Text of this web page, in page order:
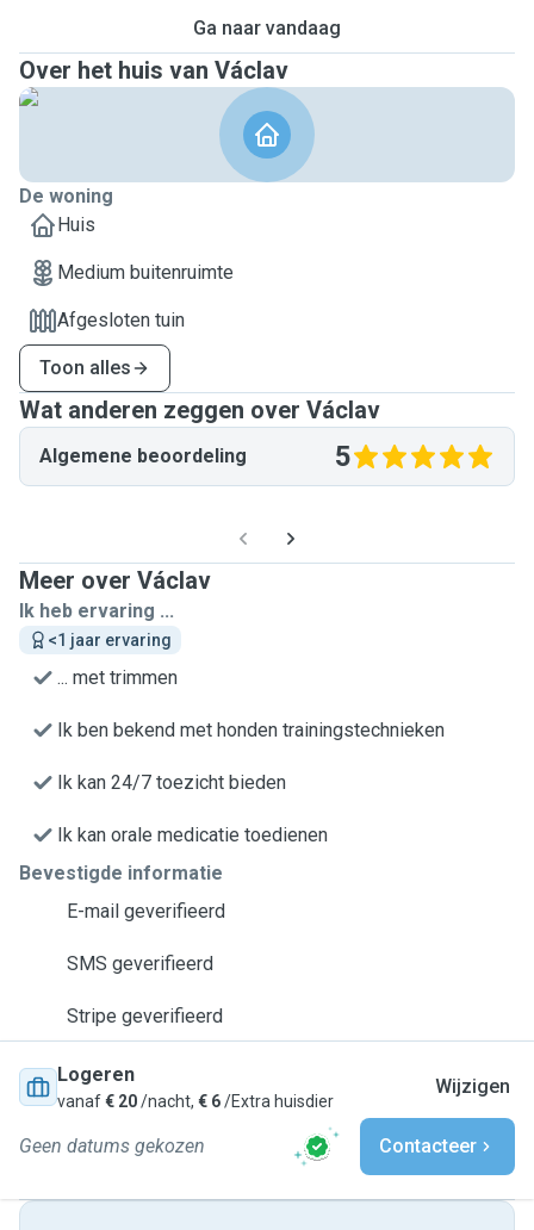
Ga naar vandaag
Over het huis van Václav
De woning
Huis
Medium buitenruimte
Afgesloten tuin
Toon alles
Wat anderen zeggen over Václav
Algemene beoordeling 5
Meer over Václav
Ik heb ervaring ...
<1 jaar ervaring
... met trimmen
Ik ben bekend met honden trainingstechnieken
Ik kan 24/7 toezicht bieden
Ik kan orale medicatie toedienen
Bevestigde informatie
E-mail geverifieerd
SMS geverifieerd
Stripe geverifieerd
Logeren
vanaf€ 20/nacht, € 6/Extra huisdier
Wijzigen
Geen datums gekozen Contacteer